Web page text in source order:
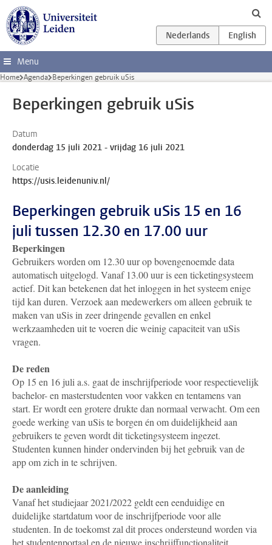
Ga direct naar de inhoud
Menu
Home Agenda Beperkingen gebruik uSis
Beperkingen gebruik uSis
Datum
donderdag 15 juli 2021 - vrijdag 16 juli 2021
Locatie
https://usis.leidenuniv.nl/
Beperkingen gebruik uSis 15 en 16
juli tussen 12.30 en 17.00 uur
Beperkingen
Gebruikers worden om 12.30 uur op bovengenoemde data
automatisch uitgelogd. Vanaf 13.00 uur is een ticketingsysteem
actief. Dit kan betekenen dat het inloggen in het systeem enige
tijd kan duren. Verzoek aan medewerkers om alleen gebruik te
maken van uSis in zeer dringende gevallen en enkel
werkzaamheden uit te voeren die weinig capaciteit van uSis
vragen.
De reden
Op 15 en 16 juli a.s. gaat de inschrijfperiode voor respectievelijk
bachelor- en masterstudenten voor vakken en tentamens van
start. Er wordt een grotere drukte dan normaal verwacht. Om een
goede werking van uSis te borgen én om duidelijkheid aan
gebruikers te geven wordt dit ticketingsysteem ingezet.
Studenten kunnen hinder ondervinden bij het gebruik van de
app om zich in te schrijven.
De aanleiding
Vanaf het studiejaar 2021/2022 geldt een eenduidige en
duidelijke startdatum voor de inschrijfperiode voor alle
studenten. In de toekomst zal dit proces ondersteund worden via
het studentenportaal en de nieuwe inschrijffunctionaliteit